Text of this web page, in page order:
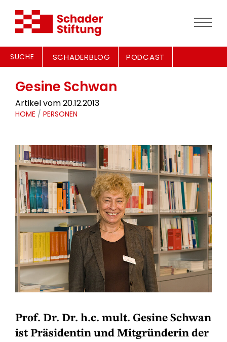
SUCHE SCHADERBLOG PODCAST
Gesine Schwan
Artikel vom 20.12.2013
HOME / PERSONEN
Prof. Dr. Dr. h.c. mult. Gesine Schwan
ist Präsidentin und Mitgründerin der